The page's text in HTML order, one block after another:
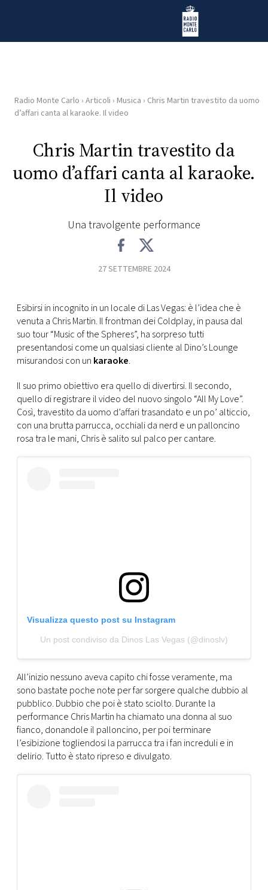
Radio Monte Carlo
HOME
RADIO
WEB
PLAYLIST
CONCORSI
EVENTI
VIDEO
TV
Radio Monte Carlo › Articoli › Musica › Chris Martin travestito da uomo
d’affari canta al karaoke. Il video
Chris Martin travestito da
uomo d’affari canta al karaoke.
Il video
Una travolgente performance
27 SETTEMBRE 2024
Esibirsi in incognito in un locale di Las Vegas: è l’idea che è
venuta a Chris Martin. Il frontman dei Coldplay, in pausa dal
suo tour “Music of the Spheres”, ha sorpreso tutti
presentandosi come un qualsiasi cliente al Dino’s Lounge
misurandosi con un karaoke.
Il suo primo obiettivo era quello di divertirsi. Il secondo,
quello di registrare il video del nuovo singolo “All My Love”.
Così, travestito da uomo d’affari trasandato e un po’ alticcio,
con una brutta parrucca, occhiali da nerd e un palloncino
rosa tra le mani, Chris è salito sul palco per cantare.
Visualizza questo post su Instagram
Un post condiviso da Dinos Las Vegas (@dinoslv)
All’inizio nessuno aveva capito chi fosse veramente, ma
sono bastate poche note per far sorgere qualche dubbio al
pubblico. Dubbio che poi è stato sciolto. Durante la
performance Chris Martin ha chiamato una donna al suo
fianco, donandole il palloncino, per poi terminare
l’esibizione togliendosi la parrucca tra i fan increduli e in
delirio. Tutto è stato ripreso e divulgato.